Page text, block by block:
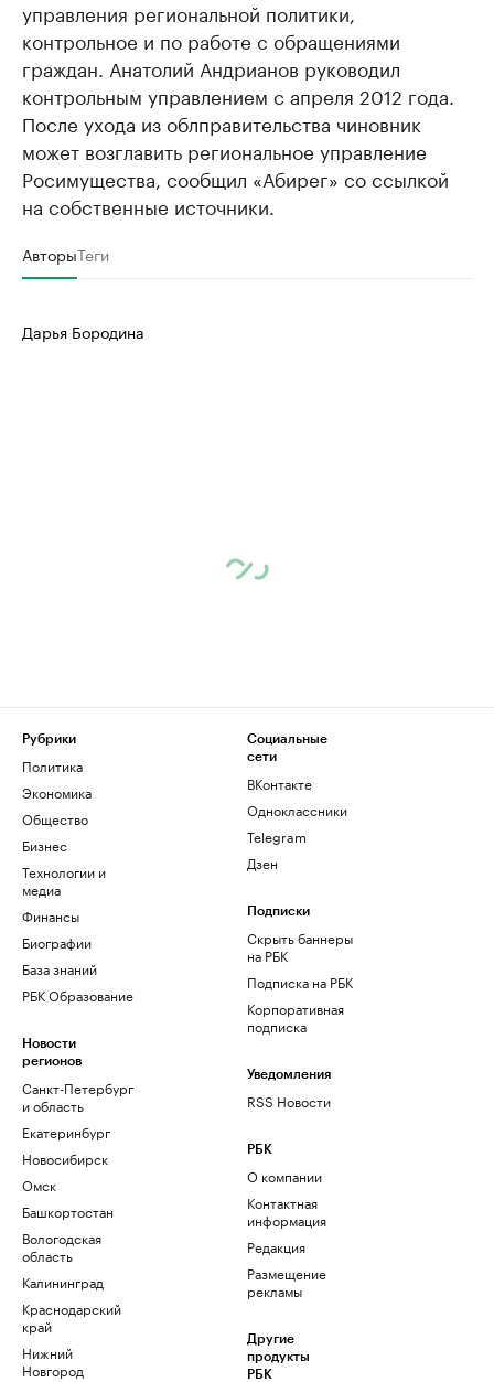
управления региональной политики,
контрольное и по работе с обращениями
граждан. Анатолий Андрианов руководил
контрольным управлением с апреля 2012 года.
После ухода из облправительства чиновник
может возглавить региональное управление
Росимущества, сообщил «Абирег» со ссылкой
на собственные источники.
АвторыТеги
Дарья Бородина
Рубрики
Политика
Экономика
Общество
Бизнес
Технологии и
медиа
Финансы
Биографии
База знаний
РБК Образование
Новости
регионов
Санкт-Петербург
и область
Екатеринбург
Новосибирск
Омск
Башкортостан
Вологодская
область
Калининград
Краснодарский
край
Нижний
Новгород
Социальные
сети
ВКонтакте
Одноклассники
Telegram
Дзен
Подписки
Скрыть баннеры
на РБК
Подписка на РБК
Корпоративная
подписка
Уведомления
RSS Новости
РБК
О компании
Контактная
информация
Редакция
Размещение
рекламы
Другие
продукты
РБК